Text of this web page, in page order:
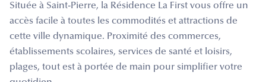
Située à Saint-Pierre, la Résidence La First vous offre un
accès facile à toutes les commodités et attractions de
cette ville dynamique. Proximité des commerces,
établissements scolaires, services de santé et loisirs,
plages, tout est à portée de main pour simplifier votre